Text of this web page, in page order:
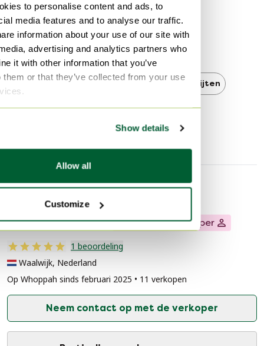
to personalise content and ads, to
media features and to analyse our traffic.
information about your use of our site with
advertising and analytics partners who
it with other information that you’ve
them or that they’ve collected from your use
Show details
Allow all
Customize
Ontdek meer
Brinker Carpets
Brinker Carpets Vloerkleden en tapijten
Verkopersinformatie
Over deze verkoper Particuliere verkoper
1 beoordeling
Waalwijk, Nederland
Op Whoppah sinds februari 2025 • 11 verkopen
Neem contact op met de verkoper